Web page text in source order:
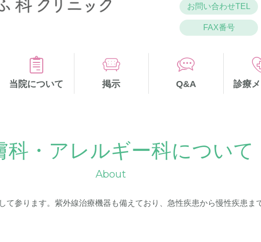
お問い合わせTEL
FAX番号
当院について 掲示 Q&A 診療
科・アレルギー科について
About
て参ります。紫外線治療機器も備えており、急性疾患から慢性疾患ま